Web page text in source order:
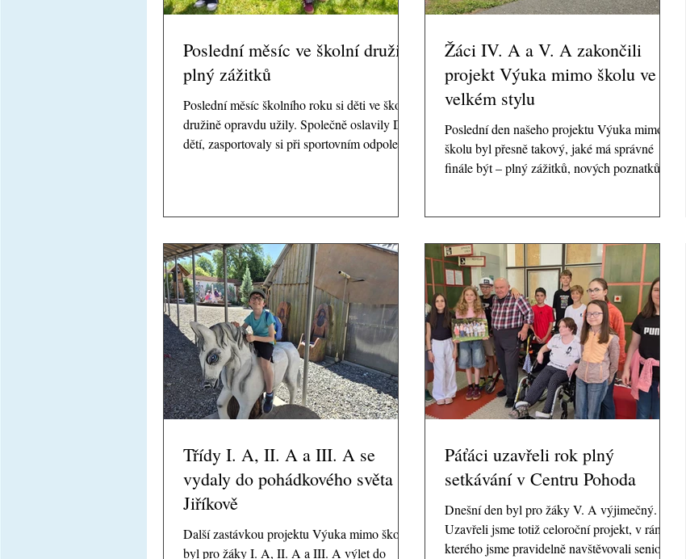
Poslední měsíc ve školní družině
plný zážitků
Poslední měsíc školního roku si děti ve školní
družině opravdu užily. Společně oslavily Den
dětí, zasportovaly si při sportovním odpoledni,
společných chvil před prázdninami.
Děkujeme všem dětem za jejich úsměvy,
nadšení a spoustu krásných zážitků, které
jsme během celého roku společně prožili.
Přejeme všem krásné, slunečné a hlavně
bezpečné
Žáci IV. A a V. A zakončili
projekt Výuka mimo školu ve
velkém stylu
Poslední den našeho projektu Výuka mimo
školu byl přesně takový, jaké má správné
finále být – plný zážitků, nových poznatků,
úplného konce, i když sluníčko se celý den
snažilo dokázat, že umí topit lépe než
radiátory v lednu. Naší první zastávkou bylo
Muzeum a galerie textilu v Rýmařově, kde se
žáci seznámili s historií výroby brokátu i
tradič
Třídy I. A, II. A a III. A se
vydaly do pohádkového světa v
Jiříkově
Další zastávkou projektu Výuka mimo školu
byl pro žáky I. A, II. A a III. A výlet do
Páťáci uzavřeli rok plný
setkávání v Centru Pohoda
Dnešní den byl pro žáky V. A výjimečný.
Uzavřeli jsme totiž celoroční projekt, v rámci
kterého jsme pravidelně navštěvovali seniory